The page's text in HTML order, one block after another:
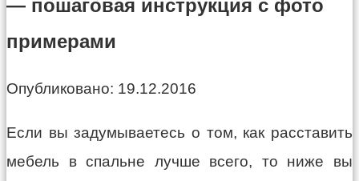
— пошаговая инструкция с фото
примерами
Опубликовано: 19.12.2016
Если вы задумываетесь о том, как расставить
мебель в спальне лучше всего, то ниже вы